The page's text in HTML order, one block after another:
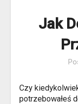
Jak
Czy
potrzebowałeś